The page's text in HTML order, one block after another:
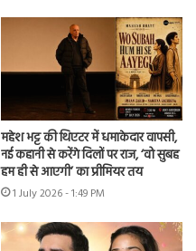
महेश भट्ट की थिएटर में धमाकेदार वापसी,
नई कहानी से करेंगे दिलों पर राज, ‘वो सुबह
हम ही से आएगी’ का प्रीमियर तय
1 July 2026 - 1:49 PM